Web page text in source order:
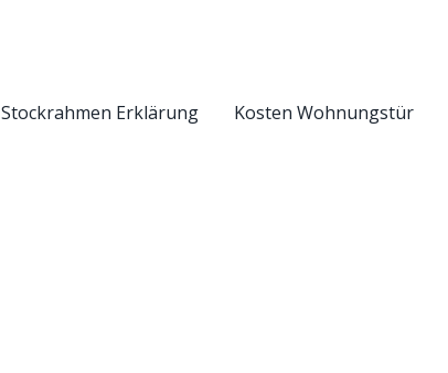
Stockrahmen Erklärung Kosten Wohnungstür